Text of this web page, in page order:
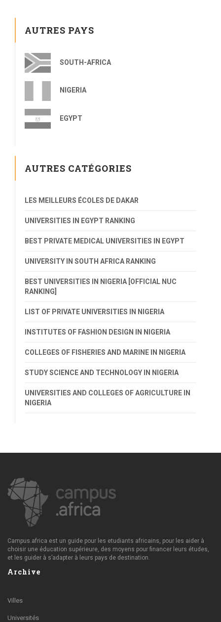
AUTRES PAYS
SOUTH-AFRICA
NIGERIA
EGYPT
AUTRES CATÉGORIES
LES MEILLEURS ÉCOLES DE DAKAR
UNIVERSITIES IN EGYPT RANKING
BEST PRIVATE MEDICAL UNIVERSITIES IN EGYPT
UNIVERSITY IN SOUTH AFRICA RANKING
BEST UNIVERSITIES IN NIGERIA [OFFICIAL NUC
RANKING]
LIST OF PRIVATE UNIVERSITIES IN NIGERIA
INSTITUTES OF FASHION DESIGN IN NIGERIA
COLLEGES OF FISHERIES AND MARINE IN NIGERIA
STUDY SCIENCE AND TECHNOLOGY IN NIGERIA
UNIVERSITIES AND COLLEGES OF AGRICULTURE IN
NIGERIA
Campus.africa est un guide pour les etudiants africains, pour les aider à
choisir une éducation supérieure, des moyens pour financer leurs études,
et les guider à s’adapter à leurs pays de destination.
Archive
Villes
Universités